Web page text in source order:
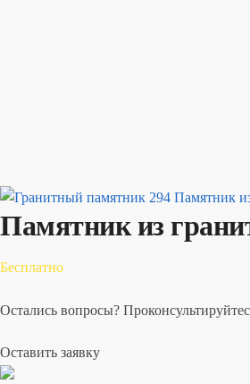
Памятник
Памятник из
Бесплатно
Остались вопросы?
Оставить заявку